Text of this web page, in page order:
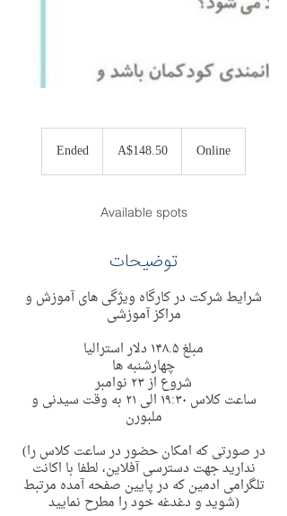
Ended
n
Australian
dollarsA$148.50 Online
Available spots
توضیحات
شرایط شرکت در کارگاه ویژگی های آموزش و
مراکز آموزشی
مبلغ ١۴٨.۵ دلار استرالیا
چهارشنبه ها
شروع از ٢٣ نوامبر
ساعت کلاس ١٩:٣٠ الی ٢١ به وقت سیدنی و
ملبورن
(در صورتی که امکان حضور در ساعت کلاس را
ندارید جهت دسترسی آفلاین، لطفا با اکانت
تلگرامی ادمین که در پایین صفحه آمده مرتبط
شوید و دغدغه خود را مطرح نمایید)